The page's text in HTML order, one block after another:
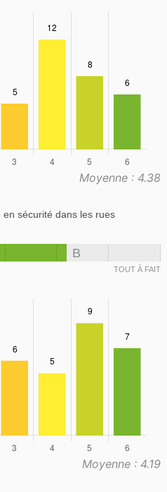
Moyenne : 4.38
sécurité dans les rues
B
TOUT À FAIT
Moyenne : 4.19